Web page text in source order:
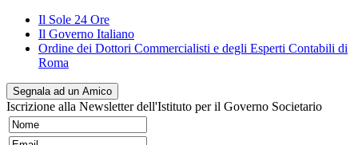
Il Sole 24 Ore
Il Governo Italiano
Ordine dei Dottori Commercialisti e degli Esperti Contabili di
Roma
Segnala ad un Amico
Iscrizione alla Newsletter dell'Istituto per il Governo Societario